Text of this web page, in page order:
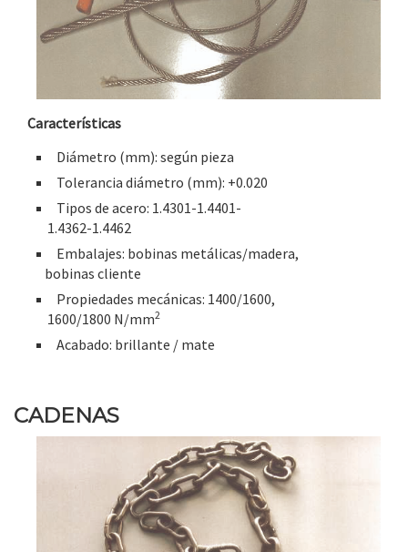
Características
Diámetro (mm): según pieza
Tolerancia diámetro (mm): +0.020
Tipos de acero: 1.4301-1.4401-
1.4362-1.4462
Embalajes: bobinas metálicas/madera,
bobinas cliente
Propiedades mecánicas: 1400/1600,
1600/1800 N/mm2
Acabado: brillante / mate
CADENAS